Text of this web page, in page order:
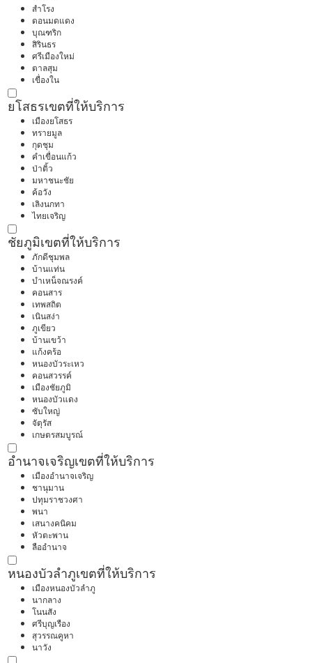
สำโรง
ดอนมดแดง
บุณฑริก
สิรินธร
ศรีเมืองใหม่
ตาลสุม
เขื่องใน
ยโสธรเขตที่ให้บริการ
เมืองยโสธร
ทรายมูล
กุดชุม
คำเขื่อนแก้ว
ป่าติ้ว
มหาชนะชัย
ค้อวัง
เลิงนกทา
ไทยเจริญ
ชัยภูมิเขตที่ให้บริการ
ภักดีชุมพล
บ้านแท่น
บำเหน็จณรงค์
คอนสาร
เทพสถิต
เนินสง่า
ภูเขียว
บ้านเขว้า
แก้งคร้อ
หนองบัวระเหว
คอนสวรรค์
เมืองชัยภูมิ
หนองบัวแดง
ซับใหญ่
จัตุรัส
เกษตรสมบูรณ์
อำนาจเจริญเขตที่ให้บริการ
เมืองอำนาจเจริญ
ชานุมาน
ปทุมราชวงศา
พนา
เสนางคนิคม
หัวตะพาน
ลืออำนาจ
หนองบัวลำภูเขตที่ให้บริการ
เมืองหนองบัวลำภู
นากลาง
โนนสัง
ศรีบุญเรือง
สุวรรณคูหา
นาวัง